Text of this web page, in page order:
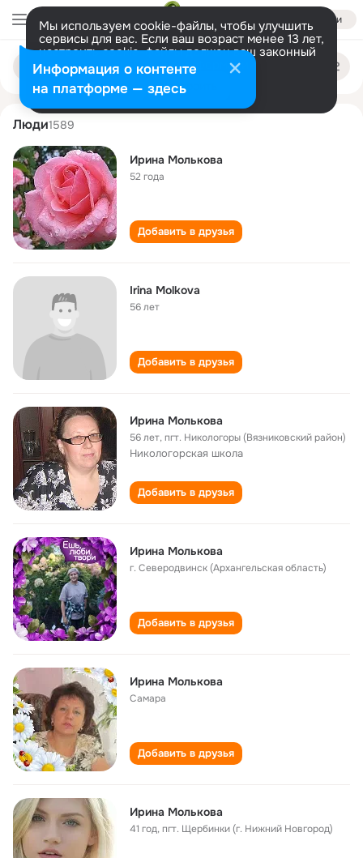
Войти
Мы используем cookie-файлы, чтобы улучшить
сервисы для вас. Если ваш возраст менее 13 лет,
настроить cookie-файлы должен ваш законный
представитель. Больше информации
Разрешить все Настроить
Поиск
людям
irina molkova
Люди1589
Ирина Молькова
52 года
Добавить в друзья
Irina Molkova
56 лет
Добавить в друзья
Ирина Молькова
56 лет,пгт. Никологоры (Вязниковский район)
Никологорская школа
Добавить в друзья
Ирина Молькова
г. Северодвинск (Архангельская область)
Добавить в друзья
Ирина Молькова
Самара
Добавить в друзья
Ирина Молькова
41 год,пгт. Щербинки (г. Нижний Новгород)
Информация о контенте
на платформе — здесь